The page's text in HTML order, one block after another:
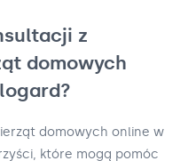
z
domowych
domowych online w
które mogą pomóc